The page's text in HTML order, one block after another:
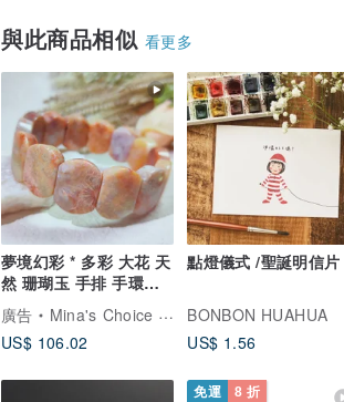
與此商品相似 看更多
夢境幻彩 * 多彩 大花 天
然 珊瑚玉 手排 手環客
製化禮物
廣告
Mina's Choice 明珊珍選
US$ 106.02
點燈儀式 /聖誕明信片
BONBON HUAHUA
US$ 1.56
免運 8 折